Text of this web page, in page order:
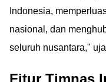
Indonesia,
nasional, dan
seluruh nusantara,"
Fitur Timnas